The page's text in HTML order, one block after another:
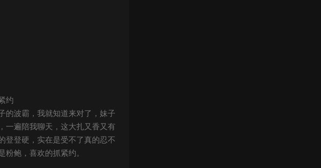
约
的波霸，我就知道来对了，妹子
一遍陪我聊天，这大扎又香又有
登登硬，实在是受不了真的忍不
鲍，喜欢的抓紧约。